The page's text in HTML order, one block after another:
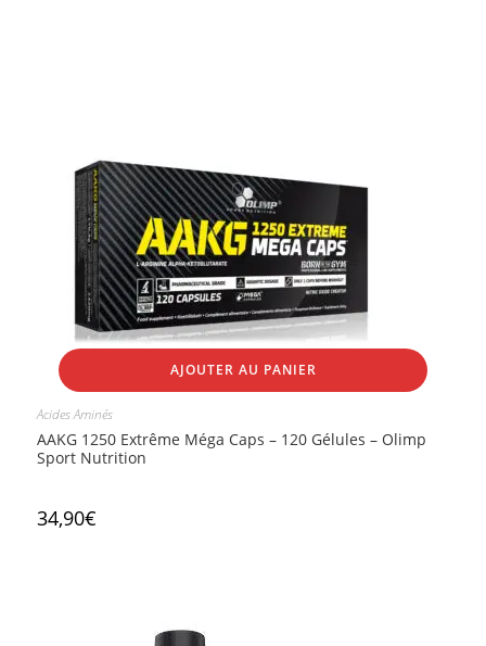
AJOUTER AU PANIER
Acides Aminés
AAKG 1250 Extrême Méga Caps – 120 Gélules – Olimp
Sport Nutrition
34,90€